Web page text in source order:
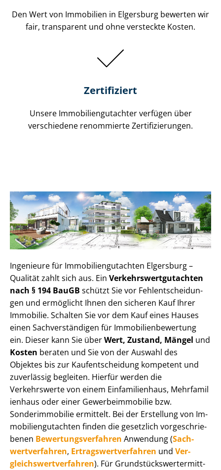
Den Wert von Immobilien in Elgersburg bewerten wir
fair, transparent und ohne versteckte Kosten.
Zertifiziert
Unsere Immobilien­gutachter verfügen über
verschiedene renommierte Zer­ti­fi­zie­run­gen.
Ingenieure für Im­mo­bi­li­en­gut­ach­ten Elgersburg –
Qualität zahlt sich aus. Ein Ver­kehrs­wert­gut­ach­ten
nach § 194 BauGB schützt Sie vor Fehl­ent­schei­dun­
gen und ermöglicht Ihnen den sicheren Kauf Ihrer
Immobilie. Schalten Sie vor dem Kauf eines Hauses
einen Sach­ver­stän­di­gen für Im­mo­bi­li­en­be­wer­tung
ein. Dieser kann Sie überWert, Zustand, Mängel und
Kosten beraten und Sie von der Auswahl des
Objektes bis zur Kauf­ent­schei­dung kompetent und
zuverlässig begleiten. Hierfür werden die
Verkehrswerte von einem Einfamilienhaus, Mehr­fa­mi­l
i­en­haus oder einer Ge­wer­be­im­mo­bi­lie bzw.
Sonderimmobilie ermittelt. Bei der Erstellung von Im­
mo­bi­li­en­gut­ach­ten finden die gesetzlich vor­ge­schrie­
be­nen Be­wer­tungs­ver­fah­ren Anwendung (Sach­
wert­ver­fah­ren, Er­trags­wert­ver­fah­ren und Ver­
gleichs­wert­ver­fah­ren). Für Grund­stücks­wert­ermitt­